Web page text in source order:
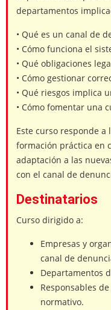
departamentos
• Qué es un canal de
• Cómo funciona el
• Qué obligaciones
• Cómo gestionar
• Qué riesgos implica
• Cómo fomentar una
Este curso responde a
formación práctica en
adaptación a las
con el canal de
Destinatarios
Curso dirigido a:
Empresas y
canal de
Departamentos
Responsables
normativo.